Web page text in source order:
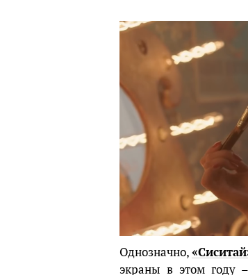
Однозначно,
экраны в этом году –